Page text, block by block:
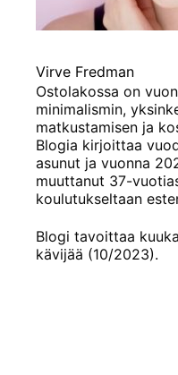
Virve Fredman
Ostolakossa on
minimalismin,
matkustamisen ja
Blogia kirjoittaa
asunut ja vuonna
muuttanut 37-
koulutukseltaan
Blogi tavoittaa
kävijää (10/2023).